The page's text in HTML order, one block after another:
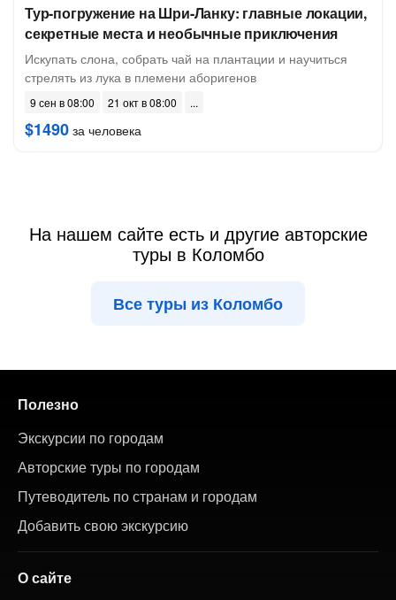
Тур-погружение на Шри-Ланку: главные локации,
секретные места и необычные приключения
Искупать слона, собрать чай на плантации и научиться
стрелять из лука в племени аборигенов
9 сен в 08:00 21 окт в 08:00
$1490 за человека
На нашем сайте есть и другие авторские
туры в Коломбо
Все туры из Коломбо
Полезно
Экскурсии по городам
Авторские туры по городам
Путеводитель по странам и городам
Добавить свою экскурсию
О сайте